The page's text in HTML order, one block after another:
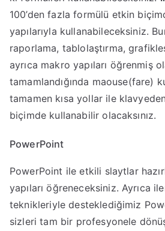
100’den fazla formülü etkin
yapılarıyla kullanabileceksiniz.
raporlama, tablolaştırma,
ayrıca makro yapıları öğrenmiş
tamamlandığında maouse(fare)
tamamen kısa yollar ile
biçimde kullanabilir olacaksınız.
PowerPoint
PowerPoint ile etkili slaytlar
yapıları öğreneceksiniz. Ayrıca
teknikleriyle desteklediğimiz
sizleri tam bir profesyonele